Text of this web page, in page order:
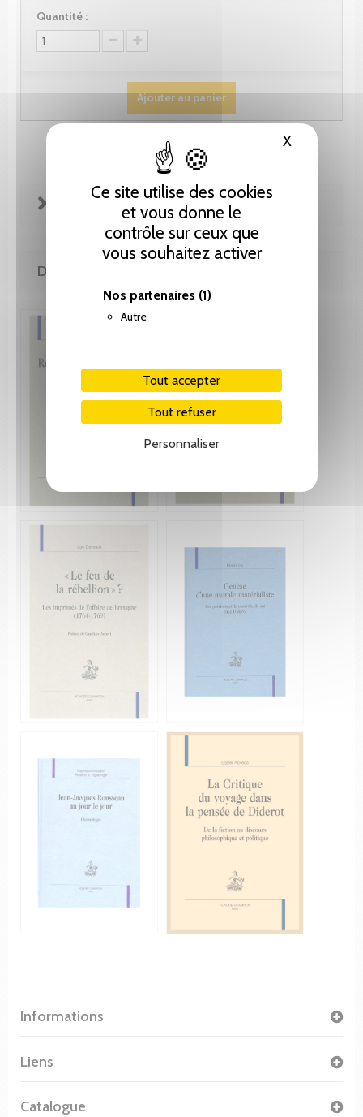
Ce site utilise des cookies
et vous donne le
contrôle sur ceux que
vous souhaitez activer
Nos partenaires (1)
Autre
Tout accepter
Tout refuser
Personnaliser
XMasquer
Quantité :
Ajouter au panier
FICHE TECHNIQUE
DE LA MÊME COLLECTION
Informations
Liens
Catalogue